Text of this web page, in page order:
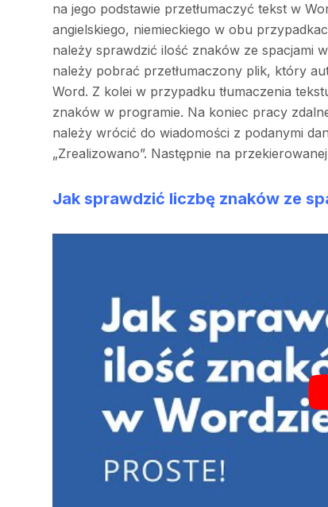
na jego podstawie przetłumaczyć tekst w
angielskiego, niemieckiego w obu
należy sprawdzić ilość znaków ze spacjami
należy pobrać przetłumaczony plik, który
Word. Z kolei w przypadku tłumaczenia
znaków w programie. Na koniec pracy
należy wrócić do wiadomości z podanymi
„Zrealizowano”. Następnie na
Jak sprawdzić liczbę znaków ze